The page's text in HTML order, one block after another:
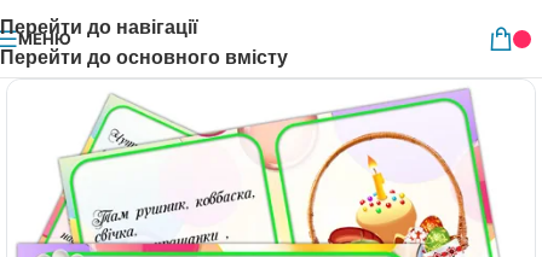
Перейти до навігації
Перейти до основного вмісту
МЕНЮ